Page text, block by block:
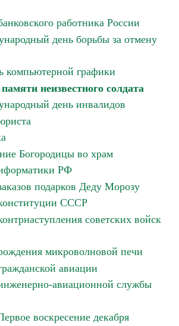
работника России
день борьбы за отмену
компьютерной графики
неизвестного солдата
день инвалидов
Богородицы во храм
РФ
подарков Деду Морозу
СССР
советских войск
микроволновой печи
авиации
авиационной службы
воскресение декабря